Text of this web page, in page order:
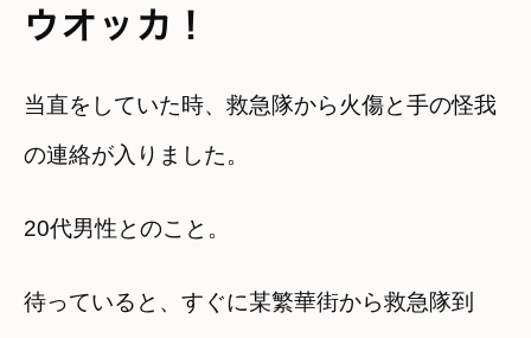
ウオッカ！
当直をしていた時、救急隊から火傷と手の怪我
の連絡が入りました。
20代男性とのこと。
待っていると、すぐに某繁華街から救急隊到